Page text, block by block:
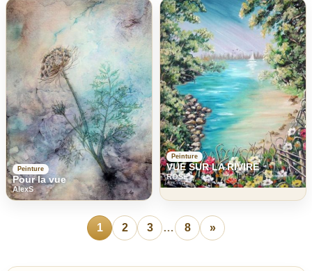
Peinture
Pour la vue
AlexS
Peinture
VUE SUR LA RIVIRE
ROSE
1 2 3 … 8 »